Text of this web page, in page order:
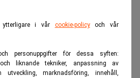
i vår cookie-policyoch vår
personuppgifter för dessa syften:
liknande tekniker, anpassning av
utveckling, marknadsföring, innehåll,
period då de aktuella
Han har nu fyllt 82 år.
misstänkt för mutbrott samt
av sekretessbelagd